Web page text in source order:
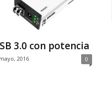
3.0 con potencia
2016 0